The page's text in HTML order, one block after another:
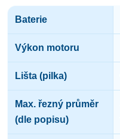
Baterie
Výkon motoru
Lišta (pilka)
Max. řezný průměr
(dle popisu)